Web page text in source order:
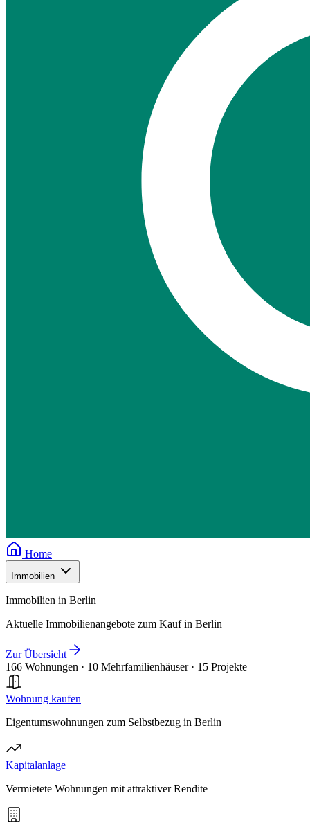
Home
Immobilien
Immobilien in Berlin
Aktuelle Immobilienangebote zum Kauf in Berlin
Zur Übersicht
166 Wohnungen · 10 Mehrfamilienhäuser · 15 Projekte
Wohnung kaufen
Eigentumswohnungen zum Selbstbezug in Berlin
Kapitalanlage
Vermietete Wohnungen mit attraktiver Rendite